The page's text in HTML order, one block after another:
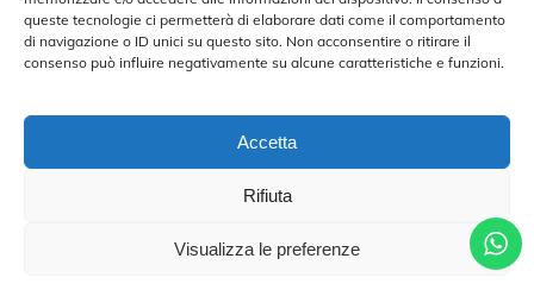
queste tecnologie ci permetterà di elaborare dati come il comportamento
di navigazione o ID unici su questo sito. Non acconsentire o ritirare il
consenso può influire negativamente su alcune caratteristiche e funzioni.
Accetta
Rifiuta
Visualizza le preferenze
Privacy Policy
Cookie Policy
CONTRADA SANT’ONOFRIO, 58, 66034 LANCIANO (CH) P. IVA
02227590698 – DEVELOPED BY ADRIANO DI MATTEO